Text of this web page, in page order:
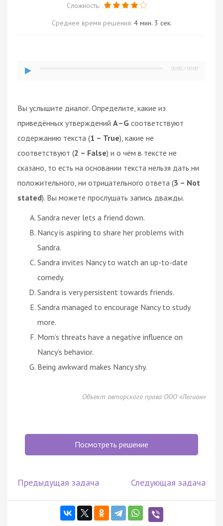
Сложность:
Среднее время решения: 4 мин. 3 сек.
00:00 / 00:00
Вы услышите диалог. Определите, какие из
приведённых утверждений А–G соответствуют
содержанию текста (1 – True), какие не
соответствуют (2 – False) и о чём в тексте не
сказано, то есть на основании текста нельзя дать ни
положительного, ни отрицательного ответа (3 – Not
stated). Вы можете прослушать запись дважды.
Sandra never lets a friend down.
Nancy is aspiring to share her problems with
Sandra.
Sandra invites Nancy to watch an up-to-date
comedy.
Sandra is very persistent towards friends.
Sandra managed to encourage Nancy to study
more.
Mom’s threats have a negative influence on
Nancy’s behavior.
Being awkward makes Nancy shy.
Объект авторского права ООО «Легион»
Посмотреть решение
Предыдущая задача Следующая задача